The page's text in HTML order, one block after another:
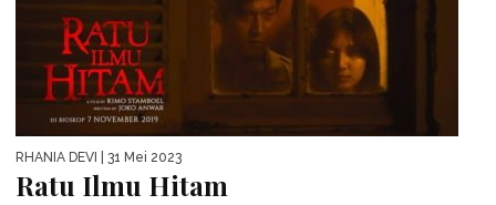
RHANIA DEVI | 31 Mei 2023
Ratu Ilmu Hitam